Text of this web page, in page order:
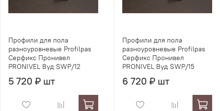
Профили для пола
разноуровневые Profilpas
Серфикс Пронивел
PRONIVEL Вуд SWP/12
5 720 ₽ шт
Профили для пола
разноуровневые Profilpas
Серфикс Пронивел
PRONIVEL Вуд SWP/15
6 720 ₽ шт